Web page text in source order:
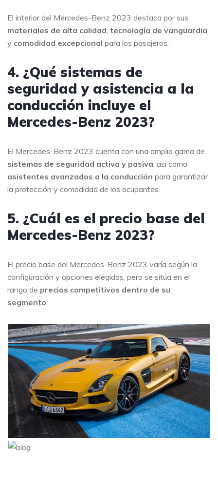
El interior del Mercedes-Benz 2023 destaca por sus
materiales de alta calidad tecnología de vanguardia
y comodidad excepcional para los pasajeros.
4. ¿Qué sistemas de
seguridad y asistencia a la
conducción incluye el
Mercedes-Benz 2023?
El Mercedes-Benz 2023 cuenta con una amplia gama de
sistemas de seguridad activa y pasiva , así como
asistentes avanzados a la conducción para garantizar
la protección y comodidad de los ocupantes.
5. ¿Cuál es el precio base del
Mercedes-Benz 2023?
El precio base del Mercedes-Benz 2023 varía según la
configuración y opciones elegidas, pero se sitúa en el
rango de precios competitivos dentro de su
segmento